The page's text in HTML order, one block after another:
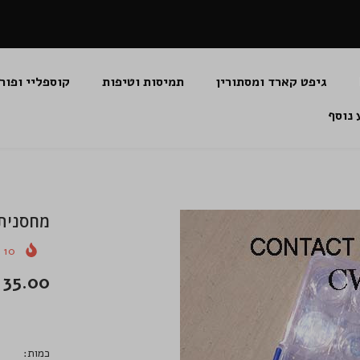
גיפט קארד ומסתורין תמיסות וטיפות
קוספליי
נוסף
מחסנית לאחסון
10
35.00 שקלים
כמות: